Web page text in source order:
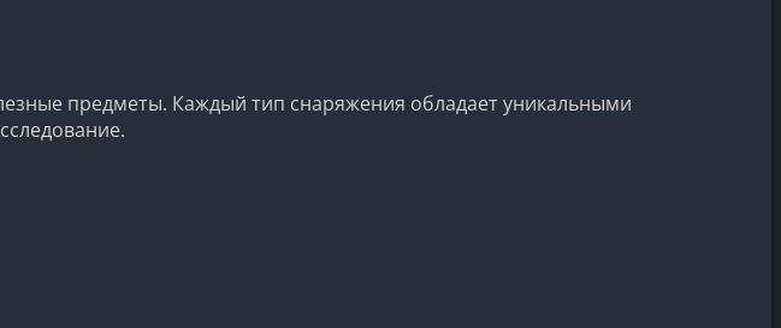
предметы. Каждый тип снаряжения обладает уникальными